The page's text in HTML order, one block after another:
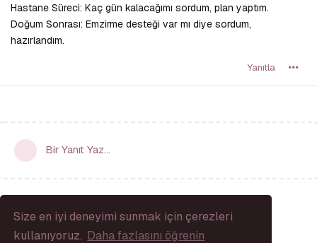
Size en iyi deneyimi sunmak için çerezleri
kullanıyoruz. Daha fazlasını öğrenin
Hastane Süreci: Kaç gün kalacağımı sordum, plan yaptım.
Doğum Sonrası: Emzirme desteği var mı diye sordum,
hazırlandım.
Yanıtla
Bir Yanıt Yaz...